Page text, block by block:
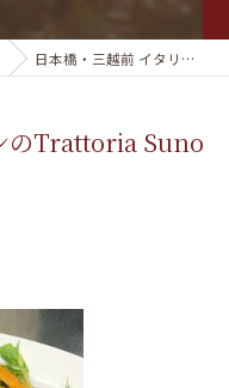
日本橋・三越前 イタリアンのTrattoria Suno 本...
のTrattoria Suno